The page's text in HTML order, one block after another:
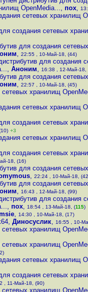
OpenMedia..., пох,
сетевых хранилищ
создания сетевых
для создания
, 22:55 , 10-Май-18, (44)
для создания
, Аноним, 16:38 , 12-Май-18,
для создания
, 22:57 , 10-Май-18, (45)
сетевых хранилищ
сетевых хранилищ
создания сетевых
+3
сетевых хранилищ
создания сетевых
18, (16)
для создания
, 22:24 , 10-Май-18,
для создания
, 16:43 , 12-Май-18, (99)
для создания
, пох, 18:54 , 13-Май-18, (115)
, 14:30 , 10-Май-18, (17)
, Диносуслик, 16:55 , 10-
сетевых хранилищ
сетевых хранилищ
сетевых хранилищ
создания сетевых
, 11-Май-18, (90)
сетевых хранилищ